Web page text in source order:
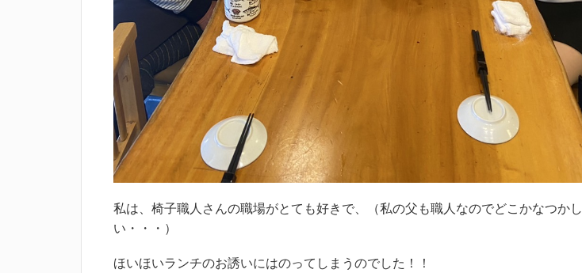
私は、椅子職人さんの職場がとても好きで、（私の父も職人なのでどこかなつかし
い・・・）
ほいほいランチのお誘いにはのってしまうのでした！！